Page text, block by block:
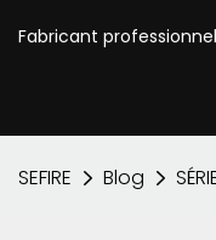
Fabricant
SEFIRE Blog